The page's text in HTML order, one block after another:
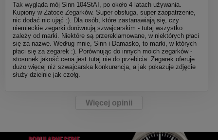
Tak wygląda mój Sinn 104StAI, po około 4 latach używania.
Kupiony w Zatoce Zegarków. Super obsługa, super zaopatrzenie,
nic dodać nic ująć :). Dla osób, które zastanawiają się, czy
niemieckie zegarki dorównują szwajcarskim - tutaj wszystko
zależy od marki. Niektóre są przereklamowane, w niektórych płaci
się za nazwę. Według mnie, Sinn i Damasko, to marki, w których
płaci się za zegarek :). Porównując do innych moich zegarków -
stosunek jakość cena jest tutaj nie do przebicia. Zegarek oferuje
dużo więcej niż szwajcarska konkurencja, a jak pokazuje zdjęcie
służy dzielnie jak czołg.
Więcej opinii